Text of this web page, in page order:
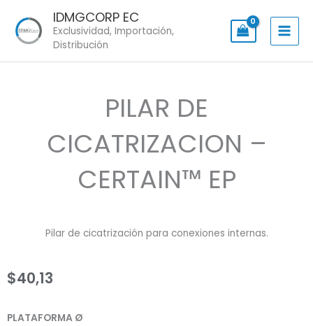
content
IDMGCORP EC
Exclusividad, Importación,
Distribución
PILAR DE
CICATRIZACION –
CERTAIN™ EP
Pilar de cicatrización para conexiones internas.
$40,13
PLATAFORMA Ø
PILAR